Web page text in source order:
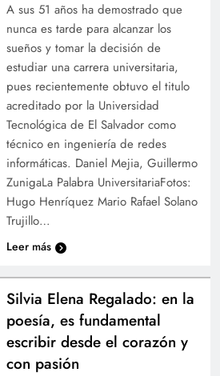
A sus 51 años ha demostrado que
nunca es tarde para alcanzar los
sueños y tomar la decisión de
estudiar una carrera universitaria,
pues recientemente obtuvo el titulo
acreditado por la Universidad
Tecnológica de El Salvador como
técnico en ingeniería de redes
informáticas. Daniel Mejia, Guillermo
ZunigaLa Palabra UniversitariaFotos:
Hugo Henríquez Mario Rafael Solano
Trujillo…
Leer más
Silvia Elena Regalado: en la
poesía, es fundamental
escribir desde el corazón y
con pasión